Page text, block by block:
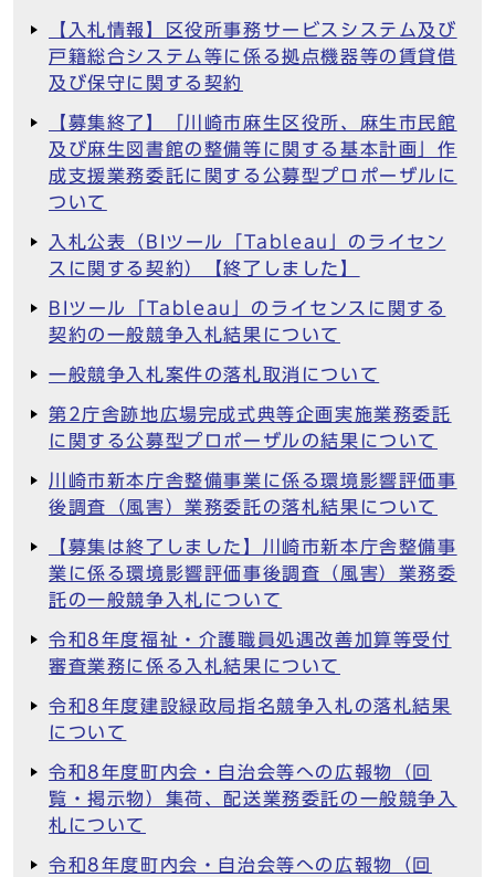
【入札情報】区役所事務サービスシステム及び
戸籍総合システム等に係る拠点機器等の賃貸借
及び保守に関する契約
【募集終了】「川崎市麻生区役所、麻生市民館
及び麻生図書館の整備等に関する基本計画」作
成支援業務委託に関する公募型プロポーザルに
ついて
入札公表（BIツール「Tableau」のライセン
スに関する契約）【終了しました】
BIツール「Tableau」のライセンスに関する
契約の一般競争入札結果について
一般競争入札案件の落札取消について
第2庁舎跡地広場完成式典等企画実施業務委託
に関する公募型プロポーザルの結果について
川崎市新本庁舎整備事業に係る環境影響評価事
後調査（風害）業務委託の落札結果について
【募集は終了しました】川崎市新本庁舎整備事
業に係る環境影響評価事後調査（風害）業務委
託の一般競争入札について
令和8年度福祉・介護職員処遇改善加算等受付
審査業務に係る入札結果について
令和8年度建設緑政局指名競争入札の落札結果
について
令和8年度町内会・自治会等への広報物（回
覧・掲示物）集荷、配送業務委託の一般競争入
札について
令和8年度町内会・自治会等への広報物（回